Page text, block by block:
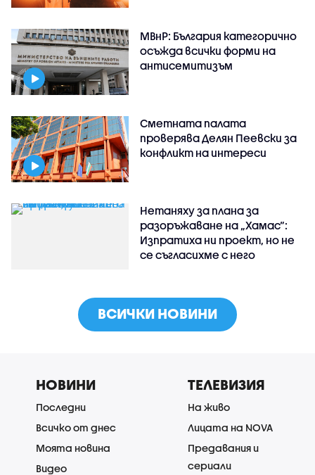
МВнР: България категорично
осъжда всички форми на
антисемитизъм
Сметната палата
проверява Делян Пеевски за
конфликт на интереси
Нетаняху за плана за
разоръжаване на „Хамас“:
Изпратиха ни проект, но не
се съгласихме с него
ВСИЧКИ НОВИНИ
НОВИНИ
Последни
Всичко от днес
Моята новина
Видео
ТЕЛЕВИЗИЯ
На живо
Лицата на NOVA
Предавания и
сериали